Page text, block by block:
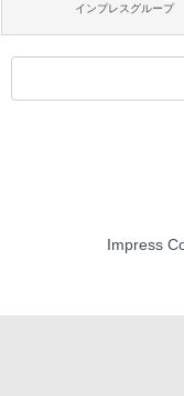
インプレスグループ
Impress